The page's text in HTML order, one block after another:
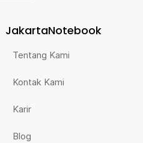
JakartaNotebook
Tentang Kami
Kontak Kami
Karir
Blog